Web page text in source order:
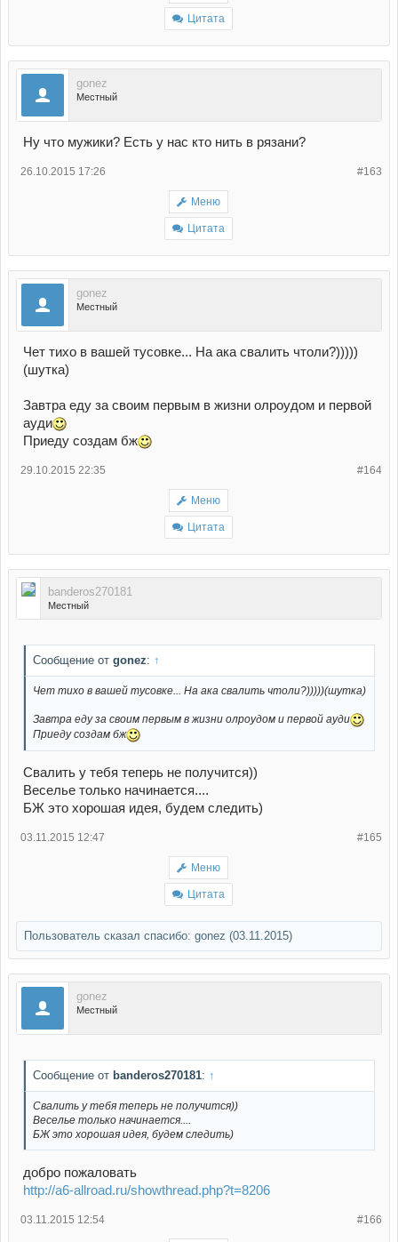
Цитата
gonez
Местный
Ну что мужики? Есть у нас кто нить в рязани?
#163
26.10.2015 17:26
Меню
Цитата
gonez
Местный
Чет тихо в вашей тусовке... На ака свалить чтоли?)))))
(шутка)
Завтра еду за своим первым в жизни олроудом и первой
ауди
Приеду создам бж
#164
29.10.2015 22:35
Меню
Цитата
banderos270181
Местный
Сообщение от gonez: ↑
Чет тихо в вашей тусовке... На ака свалить чтоли?)))))(шутка)
Завтра еду за своим первым в жизни олроудом и первой ауди
Приеду создам бж
Свалить у тебя теперь не получится))
Веселье только начинается....
БЖ это хорошая идея, будем следить)
#165
03.11.2015 12:47
Меню
Цитата
Пользователь сказал cпасибо: gonez (03.11.2015)
gonez
Местный
Сообщение от banderos270181: ↑
Свалить у тебя теперь не получится))
Веселье только начинается....
БЖ это хорошая идея, будем следить)
добро пожаловать
http://a6-allroad.ru/showthread.php?t=8206
#166
03.11.2015 12:54